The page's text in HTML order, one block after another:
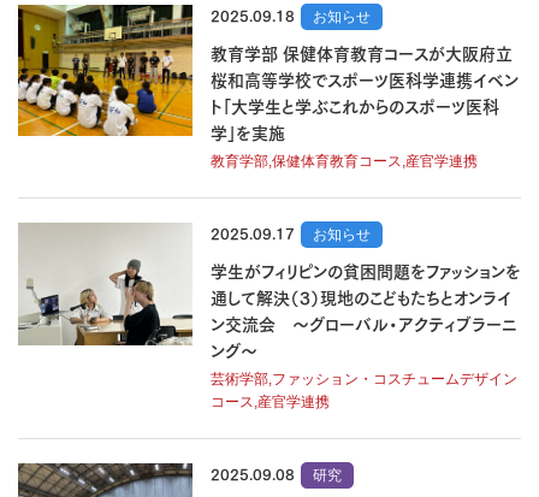
2025.09.18 お知らせ
教育学部 保健体育教育コースが大阪府立
桜和高等学校でスポーツ医科学連携イベン
ト「大学生と学ぶこれからのスポーツ医科
学」を実施
教育学部,保健体育教育コース,産官学連携
2025.09.17 お知らせ
学生がフィリピンの貧困問題をファッションを
通して解決（3）現地のこどもたちとオンライ
ン交流会 ～グローバル・アクティブラーニ
ング～
芸術学部,ファッション・コスチュームデザイン
コース,産官学連携
2025.09.08 研究